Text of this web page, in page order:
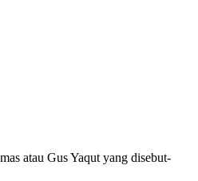
atau Gus Yaqut yang disebut-